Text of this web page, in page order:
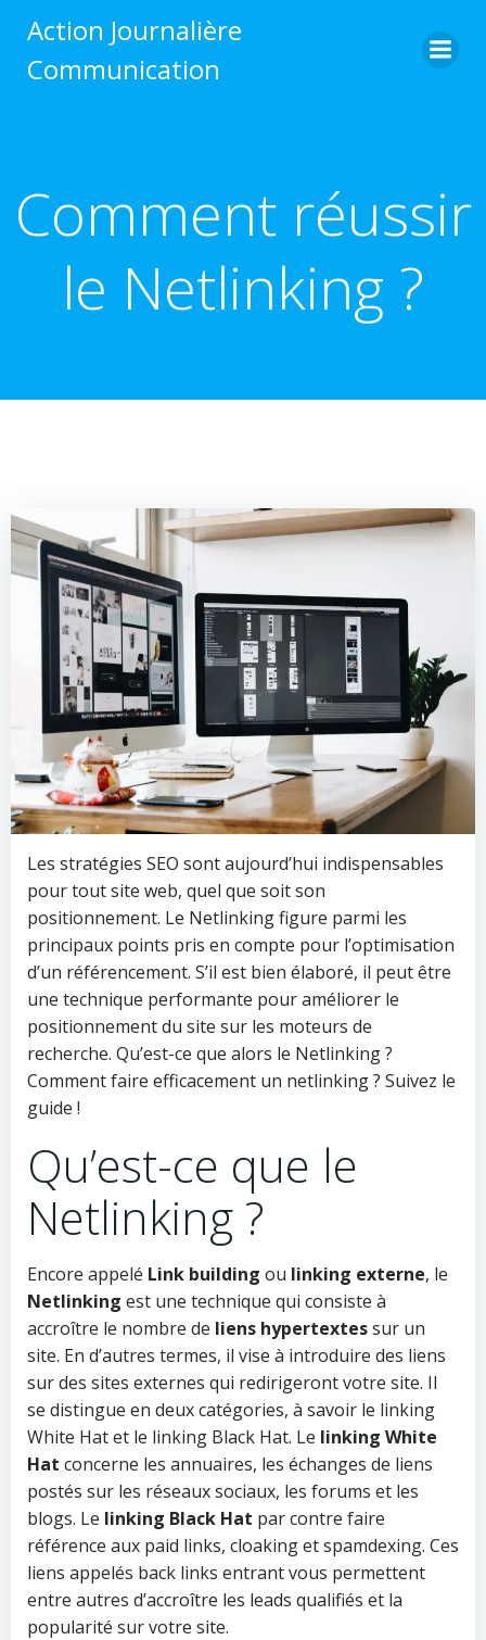
Action Journalière
Communication
Comment réussir
le Netlinking ?
Les stratégies SEO sont aujourd’hui indispensables
pour tout site web, quel que soit son
positionnement. Le Netlinking figure parmi les
principaux points pris en compte pour l’optimisation
d’un référencement. S’il est bien élaboré, il peut être
une technique performante pour améliorer le
positionnement du site sur les moteurs de
recherche. Qu’est-ce que alors le Netlinking ?
Comment faire efficacement un netlinking ? Suivez le
guide !
Qu’est-ce que le
Netlinking ?
Encore appelé Link building ou linking externe, le
Netlinking est une technique qui consiste à
accroître le nombre de liens hypertextessur un
site. En d’autres termes, il vise à introduire des liens
sur des sites externes qui redirigeront votre site. Il
se distingue en deux catégories, à savoir le linking
White Hat et le linking Black Hat. Le linking White
Hat concerne les annuaires, les échanges de liens
postés sur les réseaux sociaux, les forums et les
blogs. Le linking Black Hat par contre faire
référence aux paid links, cloaking et spamdexing. Ces
liens appelés back links entrant vous permettent
entre autres d’accroître les leads qualifiés et la
popularité sur votre site.